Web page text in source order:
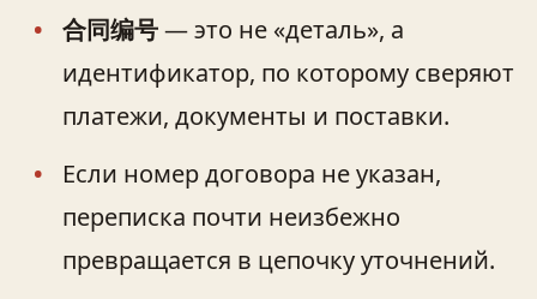
合同编号— это не «деталь», а
идентификатор, по которому сверяют
платежи, документы и поставки.
Если номер договора не указан,
переписка почти неизбежно
превращается в цепочку уточнений.